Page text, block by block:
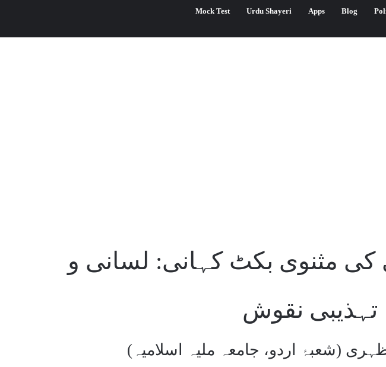
Mock Test Urdu Shayeri Apps Blog یو جی سی نیٹ جون 2024ء کا متوقع کٹ آف
کی مثنوی بکٹ کہانی: لسانی و
تہذیبی نقوش
(شعبۂ اردو، جامعہ ملیہ اسلامیہ)